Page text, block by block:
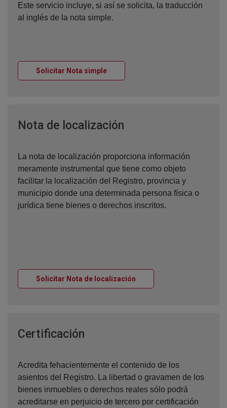
Este servicio incluye, si así se solicita, la traducción
al inglés de la nota simple.
Solicitar Nota simpleVentana nueva
Nota de localización
La nota de localización proporciona información
meramente instrumental que tiene como objeto
facilitar la localización del Registro, provincia y
municipio donde una determinada persona física o
jurídica tiene bienes o derechos inscritos.
Solicitar Nota de localización
Certificación
Acredita fehacientemente el contenido de los
asientos del Registro. La libertad o gravamen de los
bienes inmuebles o derechos reales sólo podrá
acreditarse en perjuicio de tercero por certificación